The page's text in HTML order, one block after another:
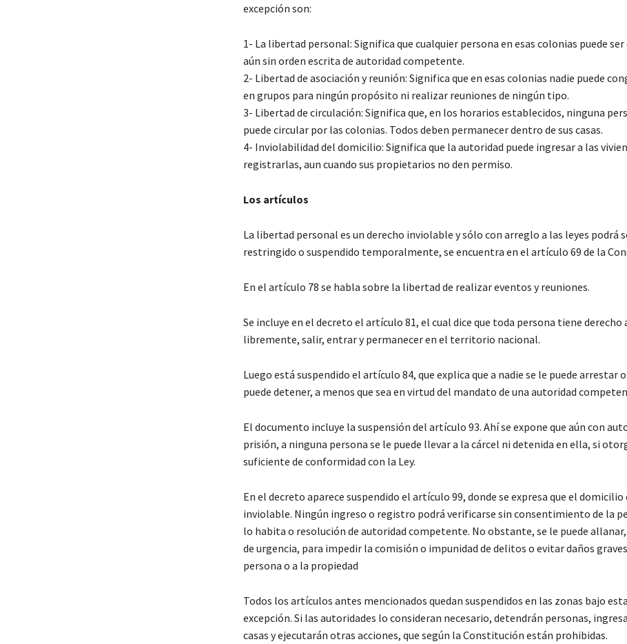
excepción son:
1- La libertad personal: Significa que cualquier persona en esas colonias puede
aún sin orden escrita de autoridad competente.
2- Libertad de asociación y reunión: Significa que en esas colonias nadie puede
en grupos para ningún propósito ni realizar reuniones de ningún tipo.
3- Libertad de circulación: Significa que, en los horarios establecidos, ninguna
puede circular por las colonias. Todos deben permanecer dentro de sus casas.
4- Inviolabilidad del domicilio: Significa que la autoridad puede ingresar a las
registrarlas, aun cuando sus propietarios no den permiso.
Los artículos
La libertad personal es un derecho inviolable y sólo con arreglo a las leyes podrá
restringido o suspendido temporalmente, se encuentra en el artículo 69 de la
En el artículo 78 se habla sobre la libertad de realizar eventos y reuniones.
Se incluye en el decreto el artículo 81, el cual dice que toda persona tiene derecho
libremente, salir, entrar y permanecer en el territorio nacional.
Luego está suspendido el artículo 84, que explica que a nadie se le puede arrestar
puede detener, a menos que sea en virtud del mandato de una autoridad
El documento incluye la suspensión del artículo 93. Ahí se expone que aún con
prisión, a ninguna persona se le puede llevar a la cárcel ni detenida en ella, si
suficiente de conformidad con la Ley.
En el decreto aparece suspendido el artículo 99, donde se expresa que el domicilio
inviolable. Ningún ingreso o registro podrá verificarse sin consentimiento de la
lo habita o resolución de autoridad competente. No obstante, se le puede allanar,
de urgencia, para impedir la comisión o impunidad de delitos o evitar daños
persona o a la propiedad
Todos los artículos antes mencionados quedan suspendidos en las zonas bajo
excepción. Si las autoridades lo consideran necesario, detendrán personas,
casas y ejecutarán otras acciones, que según la Constitución están prohibidas.